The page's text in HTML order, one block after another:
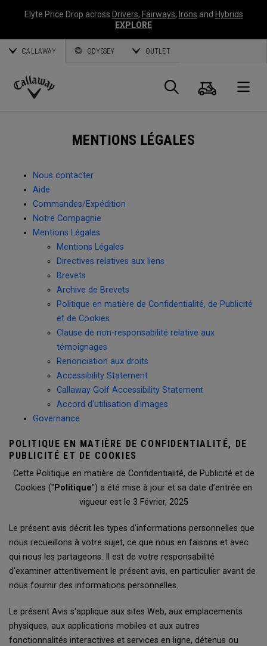
Elyte Price Drop across Drivers, Fairways, Irons and Hybrids
EXPLORE
CALLAWAY ODYSSEY OUTLET
Callaway
Panier
MENTIONS LÉGALES
Nous contacter
Aide
Commandes/Expédition
Notre Compagnie
Mentions Légales
Mentions Légales
Directives relatives aux liens
Brevets
Archive de Brevets
Politique en matière de Confidentialité, de Publicité
et de Cookies
Clause de non-responsabilité relative aux
témoignages
Renonciation aux droits
Accessibility Statement
Callaway Golf Accessibility Statement
Accord d'utilisation d'images
Governance
POLITIQUE EN MATIÈRE DE CONFIDENTIALITÉ, DE
PUBLICITÉ ET DE COOKIES
Cette Politique en matière de Confidentialité, de Publicité et de
Cookies (" Politique") a été mise à jour et sa date d’entrée en
vigueur est le 3 Février, 2025
Le présent avis décrit les types d'informations personnelles que
nous recueillons à votre sujet, ce que nous en faisons et avec
qui nous les partageons. Il est de votre responsabilité
d'examiner attentivement le présent avis, en particulier avant de
nous fournir des informations personnelles.
Le présent Avis s'applique aux sites Web, aux emplacements
physiques, aux applications mobiles et aux autres
fonctionnalités interactives et services en ligne, détenus ou